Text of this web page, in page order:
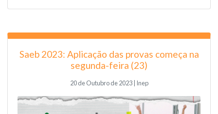
Saeb 2023: Aplicação das provas começa na
segunda-feira (23)
20 de Outubro de 2023 | Inep